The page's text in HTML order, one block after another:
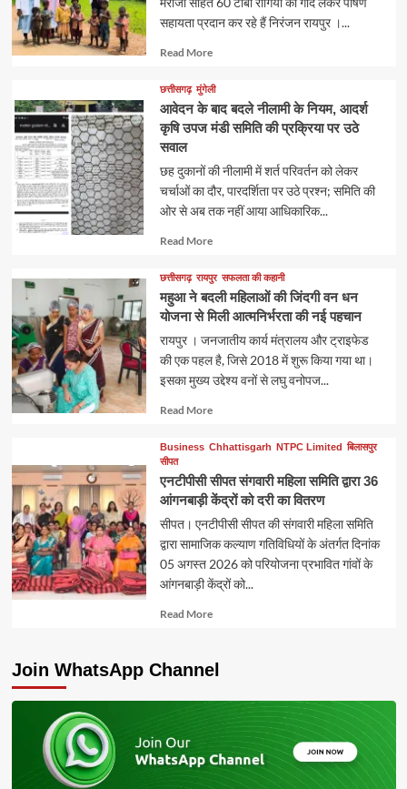
सहायता प्रदान कर रहे हैं निरंजन रायपुर ।...
Read MoreRead
about
छत्तीसगढ़ मुंगेली
आवेदन के बाद बदले नीलामी के नियम, आदर्श
कृषि उपज मंडी समिति की प्रक्रिया पर उठे
सवाल
छह दुकानों की नीलामी में शर्त परिवर्तन को लेकर
चर्चाओं का दौर, पारदर्शिता पर उठे प्रश्न; समिति की
ओर से अब तक नहीं आया आधिकारिक...
Read MoreRead
about
छत्तीसगढ़ रायपुर सफलता की कहानी
महुआ ने बदली महिलाओं की जिंदगी वन धन
योजना से मिली आत्मनिर्भरता की नई पहचान
रायपुर । जनजातीय कार्य मंत्रालय और ट्राइफेड
की एक पहल है, जिसे 2018 में शुरू किया गया था।
इसका मुख्य उद्देश्य वनों से लघु वनोपज...
Read MoreRead
about
Business Chhattisgarh NTPC Limited बिलासपुर
सीपत
एनटीपीसी सीपत संगवारी महिला समिति द्वारा 36
आंगनबाड़ी केंद्रों को दरी का वितरण
सीपत। एनटीपीसी सीपत की संगवारी महिला समिति
द्वारा सामाजिक कल्याण गतिविधियों के अंतर्गत दिनांक
05 अगस्त 2026 को परियोजना प्रभावित गांवों के
आंगनबाड़ी केंद्रों को...
Read MoreRead
Join WhatsApp Channel